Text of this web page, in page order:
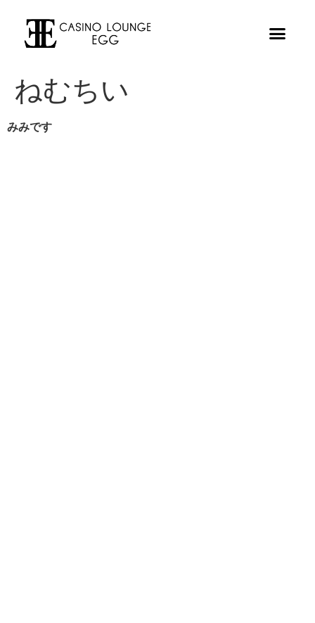
ねむちい
みみです